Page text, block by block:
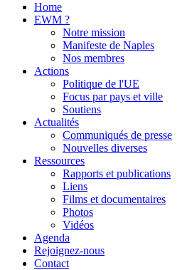
Home
EWM ?
Notre mission
Manifeste de Naples
Nos membres
Actions
Politique de l'UE
Focus par pays et ville
Soutiens
Actualités
Communiqués de presse
Nouvelles diverses
Ressources
Rapports et publications
Liens
Films et documentaires
Photos
Vidéos
Agenda
Rejoignez-nous
Contact